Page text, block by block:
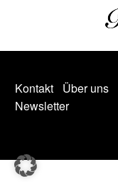
Kontakt Über uns
Newsletter